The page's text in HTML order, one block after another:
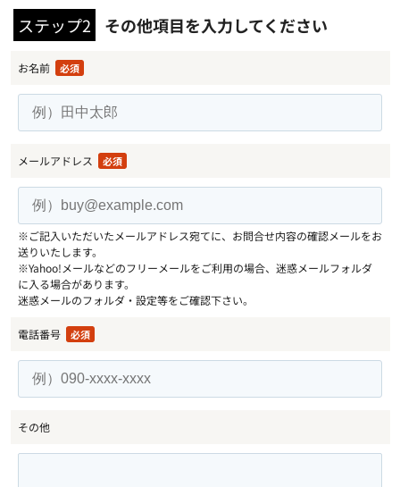
ステップ2 その他項目を入力してください
お名前 必須
メールアドレス 必須
※ご記入いただいたメールアドレス宛てに、お問合せ内容の確認メールをお
送りいたします。
※Yahoo!メールなどのフリーメールをご利用の場合、迷惑メールフォルダ
に入る場合があります。
迷惑メールのフォルダ・設定等をご確認下さい。
電話番号 必須
その他